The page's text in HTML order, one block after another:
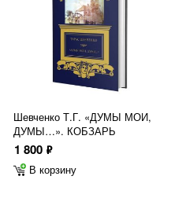
Шевченко Т.Г. «ДУМЫ МОИ,
ДУМЫ…». КОБЗАРЬ
1 800 ф
В корзину